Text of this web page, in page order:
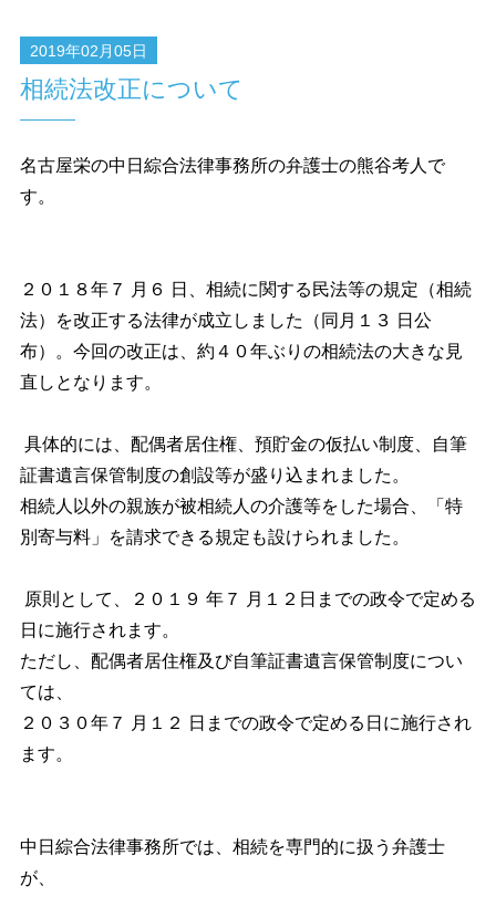
2019年02月05日
相続法改正について
名古屋栄の中日綜合法律事務所の弁護士の熊谷考人で
す。
２０１８年７ 月６ 日、相続に関する民法等の規定（相続
法）を改正する法律が成立しました（同月１３ 日公
布）。今回の改正は、約４０年ぶりの相続法の大きな見
直しとなります。
具体的には、配偶者居住権、預貯金の仮払い制度、自筆
証書遺言保管制度の創設等が盛り込まれました。
相続人以外の親族が被相続人の介護等をした場合、「特
別寄与料」を請求できる規定も設けられました。
原則として、２０１９ 年７ 月１２日までの政令で定める
日に施行されます。
ただし、配偶者居住権及び自筆証書遺言保管制度につい
ては、
２０３０年７ 月１２ 日までの政令で定める日に施行され
ます。
中日綜合法律事務所では、相続を専門的に扱う弁護士
が、